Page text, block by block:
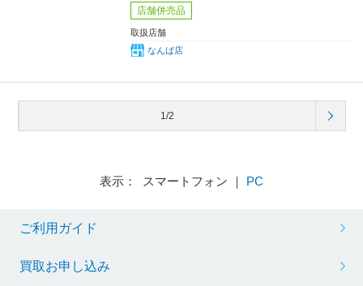
店舗併売品
取扱店舗
なんば店
1/2
表示： スマートフォン ｜ PC
ご利用ガイド
買取お申し込み